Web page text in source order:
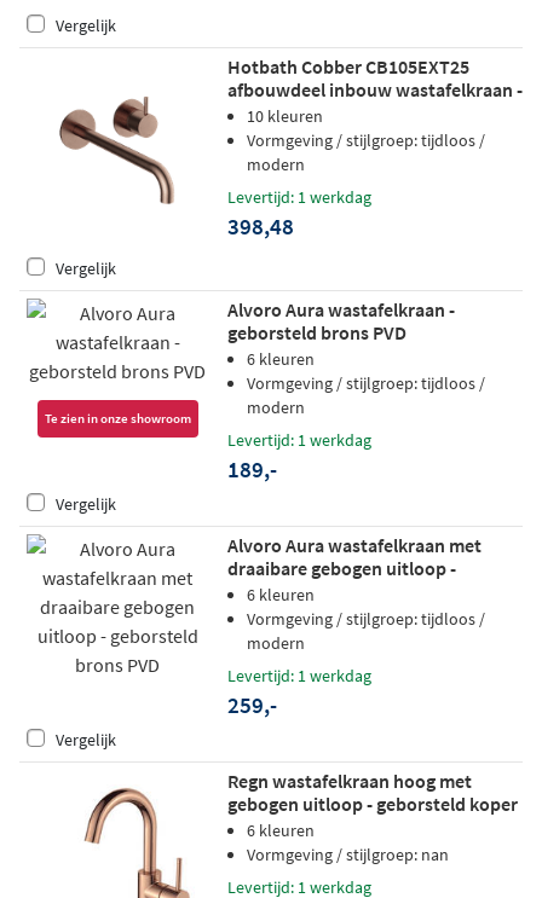
Vergelijk
Hotbath Cobber CB105EXT25
afbouwdeel inbouw wastafelkraan -
25cm uitloop - geborsteld koper pvd
10 kleuren
Vormgeving / stijlgroep: tijdloos /
modern
Levertijd: 1 werkdag
398,48
Vergelijk
Te zien in onze showroom
Alvoro Aura wastafelkraan -
geborsteld brons PVD
6 kleuren
Vormgeving / stijlgroep: tijdloos /
modern
Levertijd: 1 werkdag
189,-
Vergelijk
Alvoro Aura wastafelkraan met
draaibare gebogen uitloop -
geborsteld brons PVD
6 kleuren
Vormgeving / stijlgroep: tijdloos /
modern
Levertijd: 1 werkdag
259,-
Vergelijk
Regn wastafelkraan hoog met
gebogen uitloop - geborsteld koper
PVD6 kleuren
Vormgeving / stijlgroep: nan
Levertijd: 1 werkdag